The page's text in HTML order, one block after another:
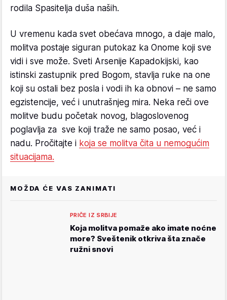
rodila Spasitelja duša naših.
U vremenu kada svet obećava mnogo, a daje malo,
molitva postaje siguran putokaz ka Onome koji sve
vidi i sve može. Sveti Arsenije Kapadokijski, kao
istinski zastupnik pred Bogom, stavlja ruke na one
koji su ostali bez posla i vodi ih ka obnovi – ne samo
egzistencije, već i unutrašnjeg mira. Neka reči ove
molitve budu početak novog, blagoslovenog
poglavlja za sve koji traže ne samo posao, već i
nadu. Pročitajte i koja se molitva čita u nemogućim
situacijama.
MOŽDA ĆE VAS ZANIMATI
PRIČE IZ SRBIJE
Koja molitva pomaže ako imate noćne
more? Sveštenik otkriva šta znače
ružni snovi